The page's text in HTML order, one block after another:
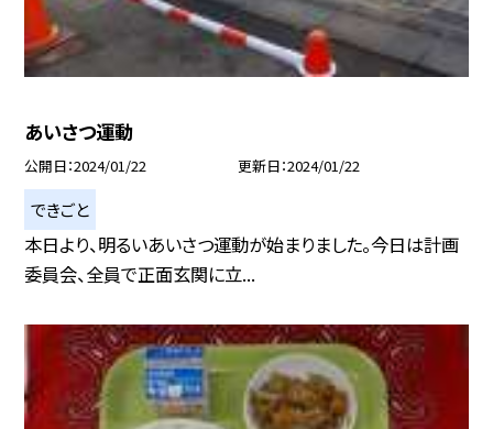
あいさつ運動
公開日 2024/01/22 更新日 2024/01/22
できごと
本日より、明るいあいさつ運動が始まりました。今日は計画
委員会、全員で正面玄関に立...